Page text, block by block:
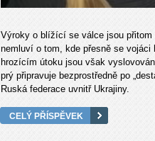
Výroky o blížící se válce jsou
nemluví o tom, kde přesně se
hrozícím útoku jsou však
prý připravuje bezprostředně po
Ruská federace uvnitř Ukrajiny.
CELÝ PŘÍSPĚVEK